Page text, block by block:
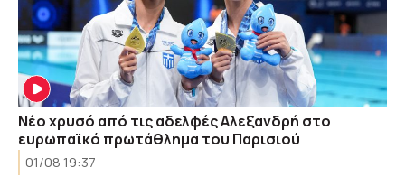
Νέο χρυσό από τις αδελφές Αλεξανδρή στο
ευρωπαϊκό πρωτάθλημα του Παρισιού
01/08 19:37